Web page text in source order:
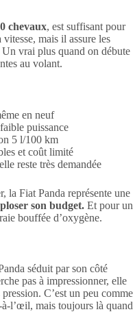
chevaux, est suffisant pour
mais il assure les
Un vrai plus quand on débute
au volant.
en neuf
puissance
5 l/100 km
et coût limité
reste très demandée
la Fiat Panda représente une
son budget. Et pour un
bouffée d’oxygène.
séduit par son côté
pas à impressionner, elle
C’est un peu comme
l’œil, mais toujours là quand